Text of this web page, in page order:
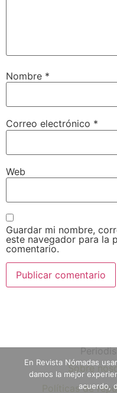
Nombre *
Correo electrónico *
Web
Guardar mi nombre,
este navegador para la
comentario.
Sobre
Políticas de
En Revista Nómadas
damos la mejor
acuerdo,